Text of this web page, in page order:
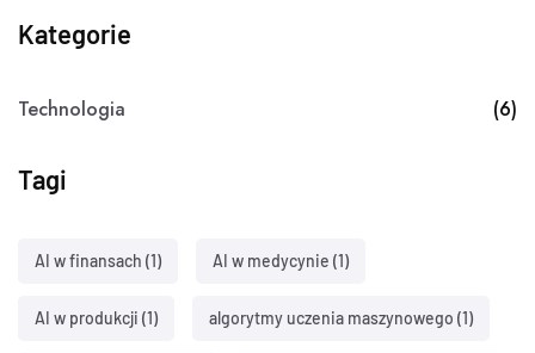
Kategorie
Technologia (6)
Tagi
AI w finansach (1) AI w medycynie (1)
AI w produkcji (1) algorytmy uczenia maszynowego (1)